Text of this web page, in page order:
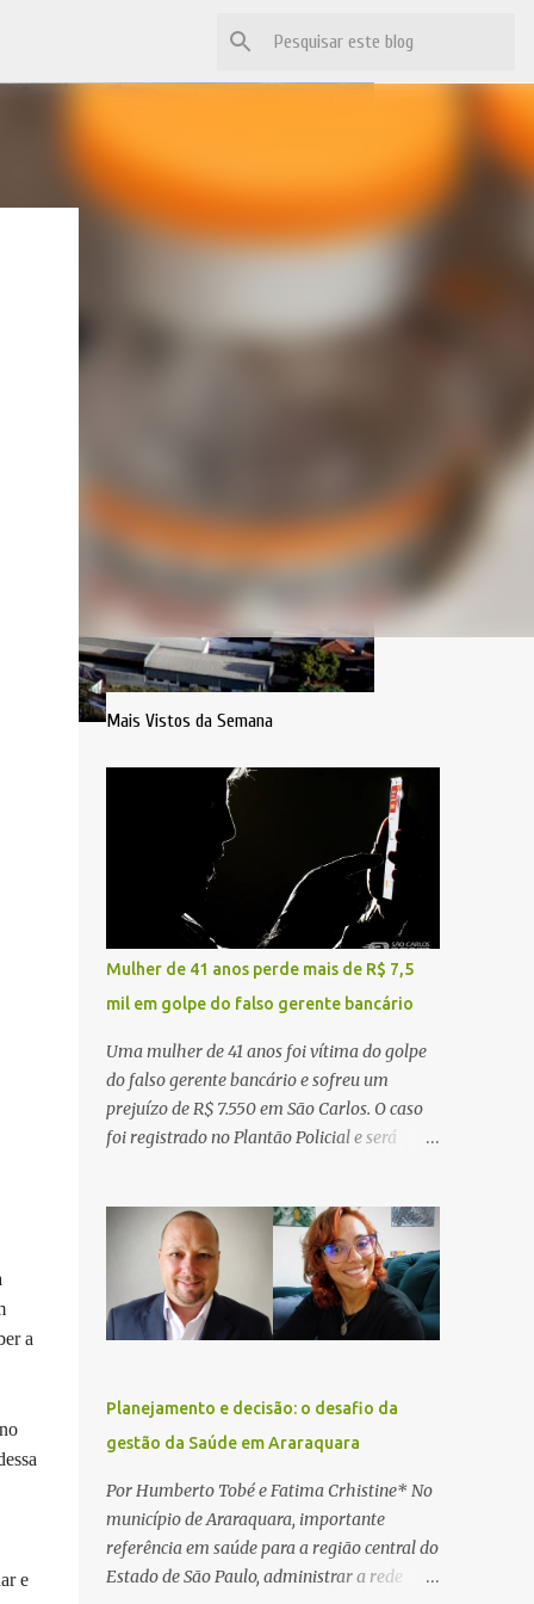
a
e
Mais Vistos da Semana
Mulher de 41 anos perde mais de R$ 7,5
mil em golpe do falso gerente bancário
Uma mulher de 41 anos foi vítima do golpe
do falso gerente bancário e sofreu um
prejuízo de R$ 7.550 em São Carlos. O caso
foi registrado no Plantão Policial e será
ocorrência, a vítima recebeu contato pelo
WhatsApp de um homem que afirmava ser
o novo gerente da conta bancária da
empresa. O suspeito alegou que seria
necessário atualizar o cadastro da conta e
procedimentos que deveriam ser realizados.
Dias depois, o golpista enviou um
documento em PDF simulando uma
comunicação oficial da instituição
financeira. Na sequência, entrou em contato
por telefone e encaminhou um link,
orientando a vítima a acessá-lo pelo
Planejamento e decisão: o desafio da
gestão da Saúde em Araraquara
Por Humberto Tobé e Fatima Crhistine* No
município de Araraquara, importante
referência em saúde para a região central do
Estado de São Paulo, administrar a rede